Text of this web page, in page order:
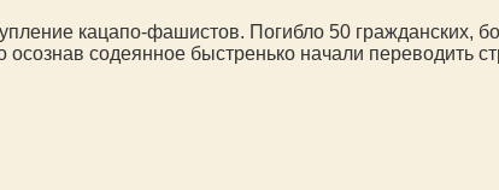
кацапо-фашистов. Погибло 50 гражданских,
содеянное быстренько начали переводить